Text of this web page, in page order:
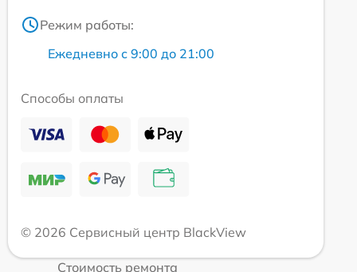
Режим работы:
Ежедневно с 9:00 до 21:00
Способы оплаты
© 2026 Сервисный центр BlackView
Стоимость ремонта